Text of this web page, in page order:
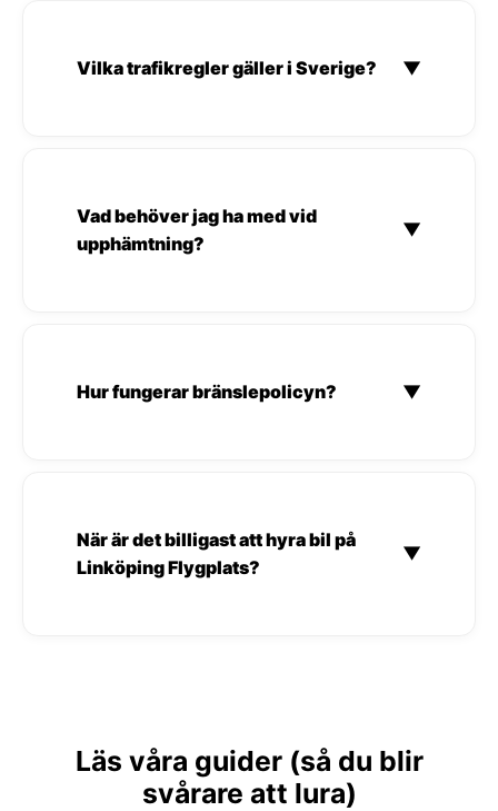
Vilka trafikregler gäller i Sverige? ▼
Vad behöver jag ha med vid
upphämtning?
▼
Hur fungerar bränslepolicyn? ▼
När är det billigast att hyra bil på
Linköping Flygplats?
▼
Läs våra guider (så du blir
svårare att lura)